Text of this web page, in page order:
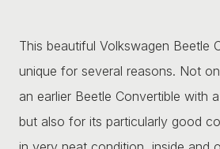
This beautiful Volkswagen Beetle
unique for several reasons. Not
an earlier Beetle Convertible with
but also for its particularly good